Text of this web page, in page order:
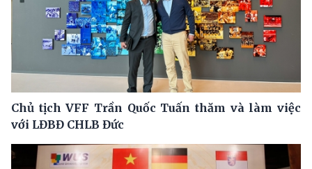
Chủ tịch VFF Trần Quốc Tuấn thăm và làm việc
với LĐBĐ CHLB Đức